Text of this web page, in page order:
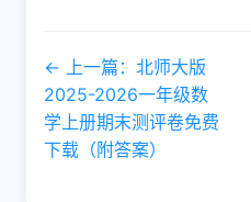
← 上一篇：北师大版
2025-2026一年级数
学上册期末测评卷免费
下载（附答案）